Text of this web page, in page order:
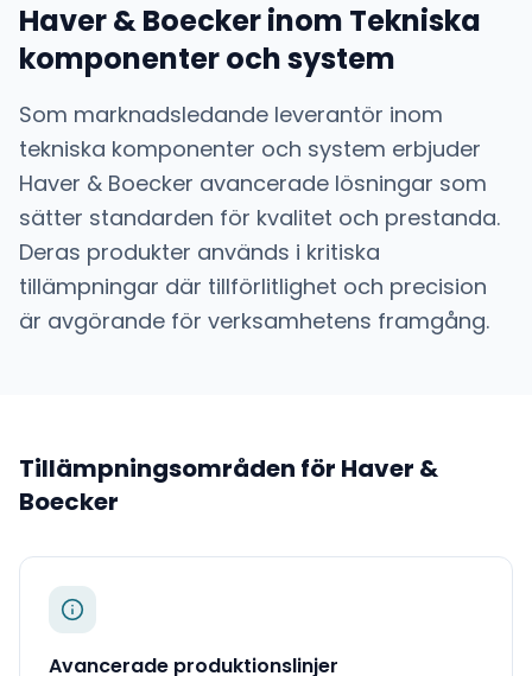
Haver & Boeckerinom Tekniska
komponenter och system
Som marknadsledande leverantör inom
tekniska komponenter och system erbjuder
Haver & Boecker avancerade lösningar som
sätter standarden för kvalitet och prestanda.
Deras produkter används i kritiska
tillämpningar där tillförlitlighet och precision
är avgörande för verksamhetens framgång.
Tillämpningsområden för Haver &
Boecker
Avancerade produktionslinjer